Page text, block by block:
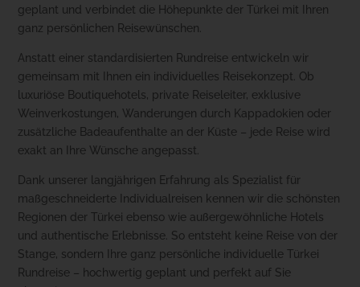
geplant und verbindet die Höhepunkte der Türkei mit Ihren
ganz persönlichen Reisewünschen.
Anstatt einer standardisierten Rundreise entwickeln wir
gemeinsam mit Ihnen ein individuelles Reisekonzept. Ob
luxuriöse Boutiquehotels, private Reiseleiter, exklusive
Weinverkostungen, Wanderungen durch Kappadokien oder
zusätzliche Badeaufenthalte an der Küste – jede Reise wird
exakt an Ihre Wünsche angepasst.
Dank unserer langjährigen Erfahrung als Spezialist für
maßgeschneiderte Individualreisen kennen wir die schönsten
Regionen der Türkei ebenso wie außergewöhnliche Hotels
und authentische Erlebnisse. So entsteht keine Reise von der
Stange, sondern Ihre ganz persönliche individuelle Türkei
Rundreise – hochwertig geplant und perfekt auf Sie